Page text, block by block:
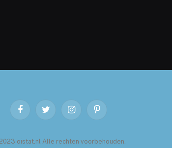
FacebookTwitter InstagramPinterest
oistat.nl Alle rechten voorbehouden.